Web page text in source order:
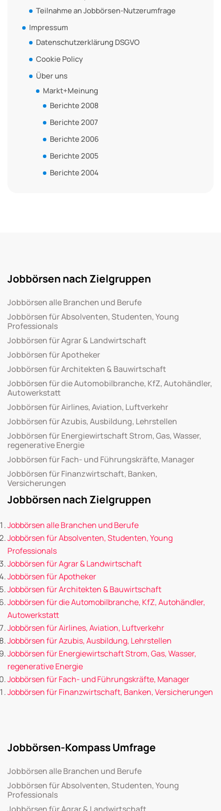
Teilnahme an Jobbörsen-Nutzerumfrage
Impressum
Datenschutzerklärung DSGVO
Cookie Policy
Über uns
Markt+Meinung
Berichte 2008
Berichte 2007
Berichte 2006
Berichte 2005
Berichte 2004
Jobbörsen nach Zielgruppen
Jobbörsen alle Branchen und Berufe
Jobbörsen für Absolventen, Studenten, Young
Professionals
Jobbörsen für Agrar & Landwirtschaft
Jobbörsen für Apotheker
Jobbörsen für Architekten & Bauwirtschaft
Jobbörsen für die Automobilbranche, KfZ, Autohändler,
Autowerkstatt
Jobbörsen für Airlines, Aviation, Luftverkehr
Jobbörsen für Azubis, Ausbildung, Lehrstellen
Jobbörsen für Energiewirtschaft Strom, Gas, Wasser,
regenerative Energie
Jobbörsen für Fach- und Führungskräfte, Manager
Jobbörsen für Finanzwirtschaft, Banken,
Versicherungen
Jobbörsen nach Zielgruppen
Jobbörsen alle Branchen und Berufe
Jobbörsen für Absolventen, Studenten, Young
Professionals
Jobbörsen für Agrar & Landwirtschaft
Jobbörsen für Apotheker
Jobbörsen für Architekten & Bauwirtschaft
Jobbörsen für die Automobilbranche, KfZ, Autohändler,
Autowerkstatt
Jobbörsen für Airlines, Aviation, Luftverkehr
Jobbörsen für Azubis, Ausbildung, Lehrstellen
Jobbörsen für Energiewirtschaft Strom, Gas, Wasser,
regenerative Energie
Jobbörsen für Fach- und Führungskräfte, Manager
Jobbörsen für Finanzwirtschaft, Banken, Versicherungen
Jobbörsen-Kompass Umfrage
Jobbörsen alle Branchen und Berufe
Jobbörsen für Absolventen, Studenten, Young
Professionals